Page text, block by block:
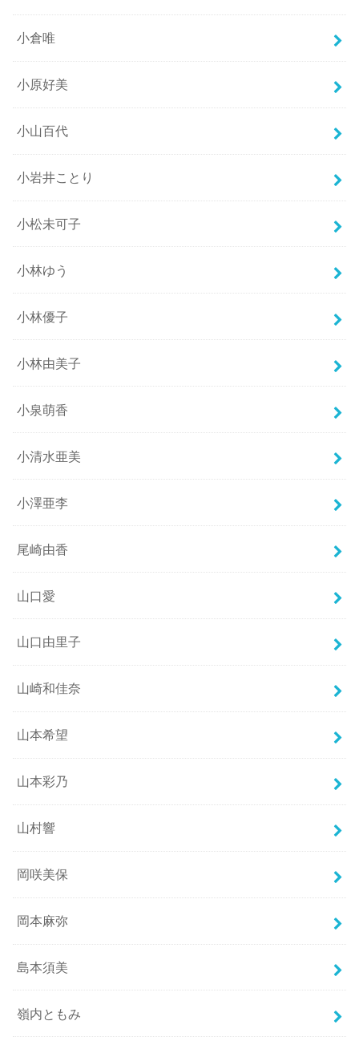
小倉唯
小原好美
小山百代
小岩井ことり
小松未可子
小林ゆう
小林優子
小林由美子
小泉萌香
小清水亜美
小澤亜李
尾崎由香
山口愛
山口由里子
山崎和佳奈
山本希望
山本彩乃
山村響
岡咲美保
岡本麻弥
島本須美
嶺内ともみ